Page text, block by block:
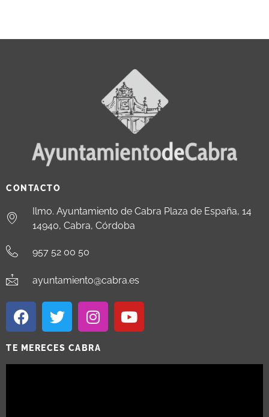
CONTACTO
Ilmo. Ayuntamiento de Cabra Plaza de España, 14
14940, Cabra, Córdoba
957 52 00 50
ayuntamiento@cabra.es
TE MERECES CABRA